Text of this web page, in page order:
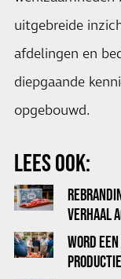
uitgebreide
afdelingen en
diepgaande
opgebouwd.
LEES OOK:
VERHAAL
WORD